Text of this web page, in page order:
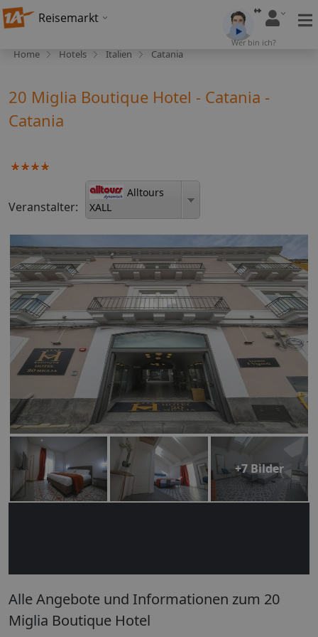
Reisemarkt
Wer bin ich?
Home Hotels Italien Catania
20 Miglia Boutique Hotel - Catania -
Catania
Veranstalter:
Alltours
XALL
+7 Bilder
Alle Angebote und Informationen zum 20
Miglia Boutique Hotel